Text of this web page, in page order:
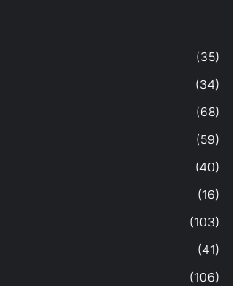
(35)
(34)
(68)
(59)
(40)
(16)
(103)
(41)
(106)